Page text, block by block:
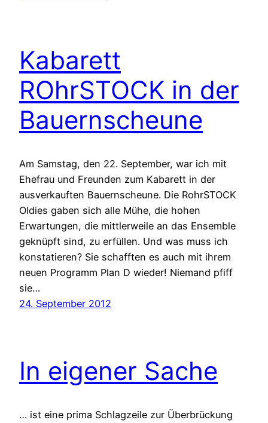
Kabarett
ROhrSTOCK in der
Bauernscheune
Am Samstag, den 22. September, war ich mit
Ehefrau und Freunden zum Kabarett in der
ausverkauften Bauernscheune. Die RohrSTOCK
Oldies gaben sich alle Mühe, die hohen
Erwartungen, die mittlerweile an das Ensemble
geknüpft sind, zu erfüllen. Und was muss ich
konstatieren? Sie schafften es auch mit ihrem
neuen Programm Plan D wieder! Niemand pfiff
sie…
24. September 2012
In eigener Sache
… ist eine prima Schlagzeile zur Überbrückung